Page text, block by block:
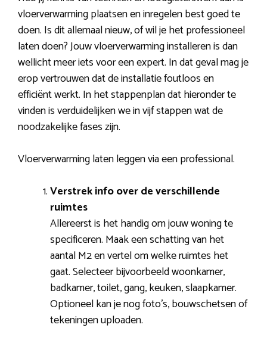
vloerverwarming plaatsen en inregelen best goed te
doen. Is dit allemaal nieuw, of wil je het professioneel
laten doen? Jouw vloerverwarming installeren is dan
wellicht meer iets voor een expert. In dat geval mag je
erop vertrouwen dat de installatie foutloos en
efficiënt werkt. In het stappenplan dat hieronder te
vinden is verduidelijken we in vijf stappen wat de
noodzakelijke fases zijn.
Vloerverwarming laten leggen via een professional.
Verstrek info over de verschillende
ruimtes
Allereerst is het handig om jouw woning te
specificeren. Maak een schatting van het
aantal M2 en vertel om welke ruimtes het
gaat. Selecteer bijvoorbeeld woonkamer,
badkamer, toilet, gang, keuken, slaapkamer.
Optioneel kan je nog foto’s, bouwschetsen of
tekeningen uploaden.